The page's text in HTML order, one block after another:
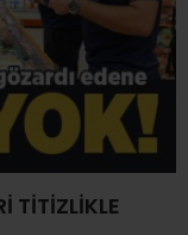
TİTİZLİKLE